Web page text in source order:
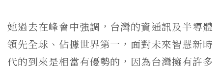
她過去在峰會中強調，台灣的資通訊及半導體
領先全球、佔據世界第一，面對未來智慧新時
代的到來是相當有優勢的，因為台灣擁有許多